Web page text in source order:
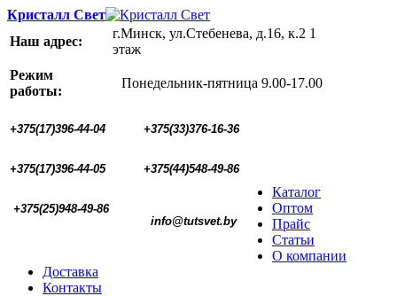
Кристалл Свет
Наш адрес:
г.Минск, ул.Стебенева, д.16, к.2 1
этаж
Режим
работы:
Понедельник-пятница 9.00-17.00
+375(17)396-44-04 +375(33)376-16-36
+375(17)396-44-05 +375(44)548-49-86
+375(25)948-49-86
  info@tutsvet.by
Каталог
Оптом
Прайс
Статьи
О компании
Доставка
Контакты